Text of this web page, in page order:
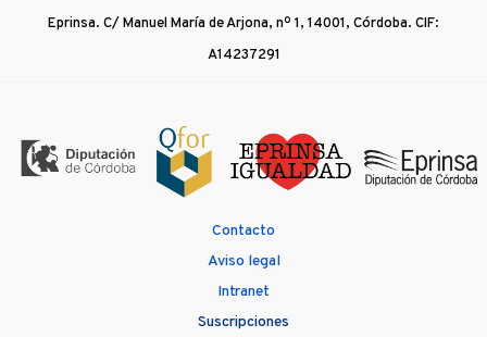
Eprinsa. C/ Manuel María de Arjona, nº 1, 14001, Córdoba. CIF:
A14237291
Contacto
Aviso legal
Intranet
Suscripciones